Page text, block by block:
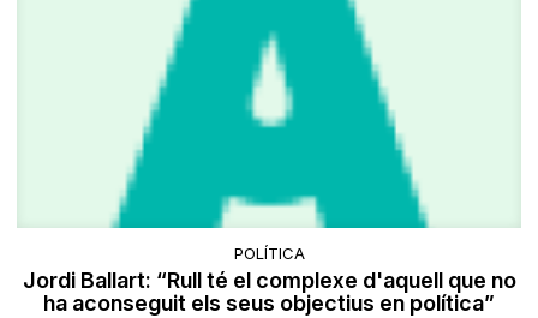
POLÍTICA
Jordi Ballart: “Rull té el complexe d'aquell que no
ha aconseguit els seus objectius en política”